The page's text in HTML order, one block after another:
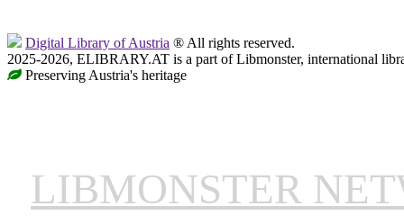
Digital Library of Austria ® All rights reserved.
2025-2026, ELIBRARY.AT is a part of Libmonster, international
Preserving Austria's heritage
LIBMONSTER